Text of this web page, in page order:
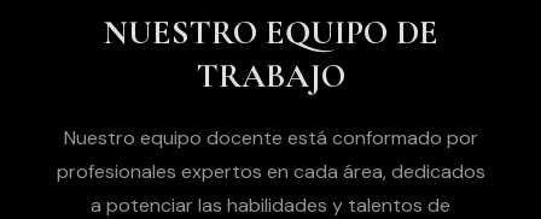
NUESTRO EQUIPO DE
TRABAJO
Nuestro equipo docente está conformado por
profesionales expertos en cada área, dedicados
a potenciar las habilidades y talentos de